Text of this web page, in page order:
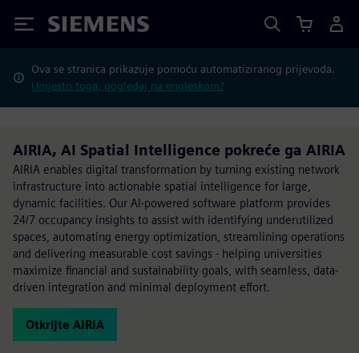
Siemens
Ova se stranica prikazuje pomoću automatiziranog prijevoda.
Umjesto toga, pogledaj na engleskom?
AIRIA, AI Spatial Intelligence pokreće ga AIRIA
AIRIA enables digital transformation by turning existing network
infrastructure into actionable spatial intelligence for large,
dynamic facilities. Our AI-powered software platform provides
24/7 occupancy insights to assist with identifying underutilized
spaces, automating energy optimization, streamlining operations
and delivering measurable cost savings - helping universities
maximize financial and sustainability goals, with seamless, data-
driven integration and minimal deployment effort.
Otkrijte AIRIA